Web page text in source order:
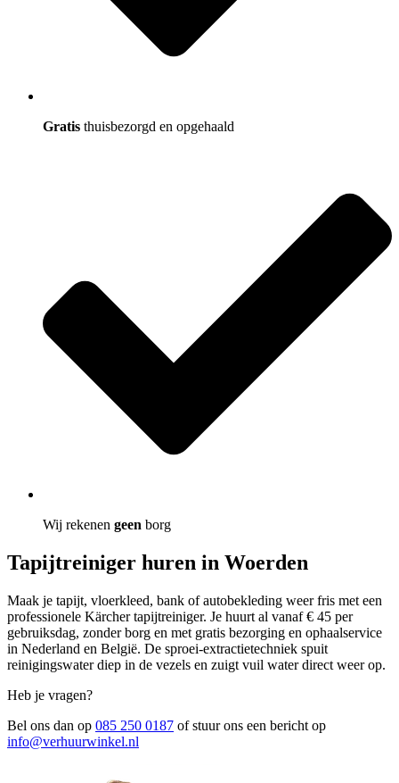
Gratis thuisbezorgd en opgehaald
Wij rekenen geen borg
Tapijtreiniger huren in Woerden
Maak je tapijt, vloerkleed, bank of autobekleding weer fris met een
professionele Kärcher tapijtreiniger. Je huurt al vanaf € 45 per
gebruiksdag, zonder borg en met gratis bezorging en ophaalservice
in Nederland en België. De sproei-extractietechniek spuit
reinigingswater diep in de vezels en zuigt vuil water direct weer op.
Heb je vragen?
Bel ons dan op 085 250 0187 of stuur ons een bericht op
info@verhuurwinkel.nl